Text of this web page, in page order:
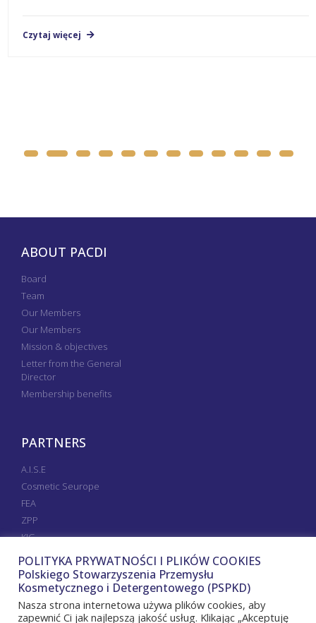
Czytaj więcej
ABOUT PACDI
Board
Team
Our Members
Our Members
Mission & objectives
Letter from the General
Director
Membership benefits
PARTNERS
A.I.S.E
Cosmetic Seurope
FEA
ZPP
KIG
POLITYKA PRYWATNOŚCI I PLIKÓW COOKIES
Polskiego Stowarzyszenia Przemysłu
Kosmetycznego i Detergentowego (PSPKD)
Nasza strona internetowa używa plików cookies, aby
zapewnić Ci jak najlepszą jakość usług. Klikając „Akceptuję